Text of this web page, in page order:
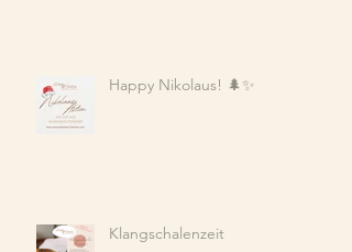
Happy Nikolaus! 🌲✨
Klangschalenzeit